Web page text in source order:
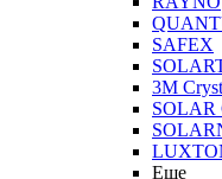
SAFEX
3M
SOLAR
Еще